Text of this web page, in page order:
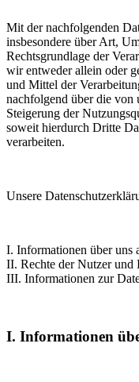
Mit der nachfolgenden
insbesondere über Art,
Rechtsgrundlage der
wir entweder allein oder
und Mittel der
nachfolgend über die von
Steigerung der
soweit hierdurch Dritte
verarbeiten.
Unsere
I. Informationen über uns
II. Rechte der Nutzer und
III. Informationen zur
I. Informationen